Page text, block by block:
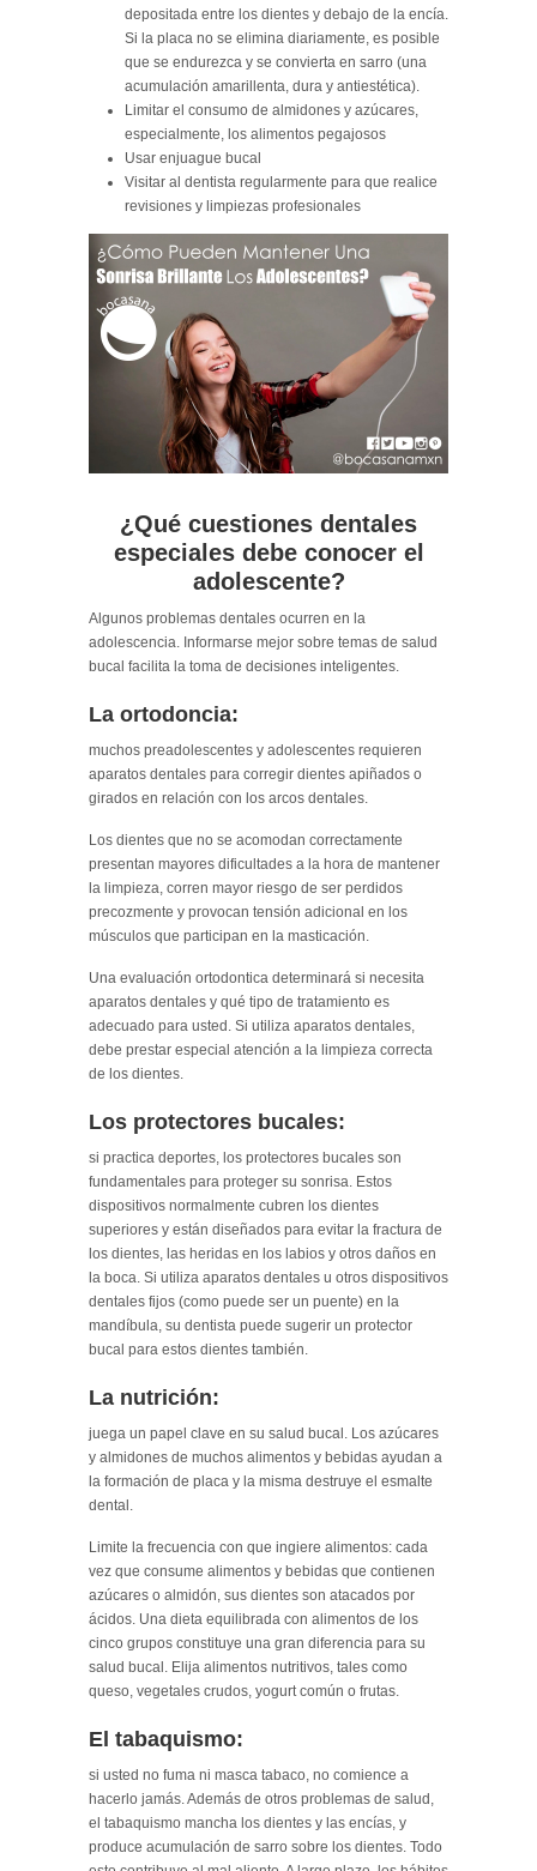
depositada entre los dientes y debajo de la encía.
Si la placa no se elimina diariamente, es posible
que se endurezca y se convierta en sarro (una
acumulación amarillenta, dura y antiestética).
Limitar el consumo de almidones y azúcares,
especialmente, los alimentos pegajosos
Usar enjuague bucal
Visitar al dentista regularmente para que realice
revisiones y limpiezas profesionales
¿Qué cuestiones dentales
especiales debe conocer el
adolescente?
Algunos problemas dentales ocurren en la
adolescencia. Informarse mejor sobre temas de salud
bucal facilita la toma de decisiones inteligentes.
La ortodoncia:
muchos preadolescentes y adolescentes requieren
aparatos dentales para corregir dientes apiñados o
girados en relación con los arcos dentales.
Los dientes que no se acomodan correctamente
presentan mayores dificultades a la hora de mantener
la limpieza, corren mayor riesgo de ser perdidos
precozmente y provocan tensión adicional en los
músculos que participan en la masticación.
Una evaluación ortodontica determinará si necesita
aparatos dentales y qué tipo de tratamiento es
adecuado para usted. Si utiliza aparatos dentales,
debe prestar especial atención a la limpieza correcta
de los dientes.
Los protectores bucales:
si practica deportes, los protectores bucales son
fundamentales para proteger su sonrisa. Estos
dispositivos normalmente cubren los dientes
superiores y están diseñados para evitar la fractura de
los dientes, las heridas en los labios y otros daños en
la boca. Si utiliza aparatos dentales u otros dispositivos
dentales fijos (como puede ser un puente) en la
mandíbula, su dentista puede sugerir un protector
bucal para estos dientes también.
La nutrición:
juega un papel clave en su salud bucal. Los azúcares
y almidones de muchos alimentos y bebidas ayudan a
la formación de placa y la misma destruye el esmalte
dental.
Limite la frecuencia con que ingiere alimentos: cada
vez que consume alimentos y bebidas que contienen
azúcares o almidón, sus dientes son atacados por
ácidos. Una dieta equilibrada con alimentos de los
cinco grupos constituye una gran diferencia para su
salud bucal. Elija alimentos nutritivos, tales como
queso, vegetales crudos, yogurt común o frutas.
El tabaquismo:
si usted no fuma ni masca tabaco, no comience a
hacerlo jamás. Además de otros problemas de salud,
el tabaquismo mancha los dientes y las encías, y
produce acumulación de sarro sobre los dientes. Todo